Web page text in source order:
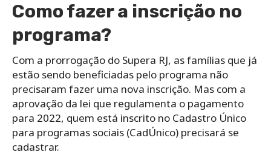
Como fazer a inscrição no
programa?
Com a prorrogação do Supera RJ, as famílias que já
estão sendo beneficiadas pelo programa não
precisaram fazer uma nova inscrição. Mas com a
aprovação da lei que regulamenta o pagamento
para 2022, quem está inscrito no Cadastro Único
para programas sociais (CadÚnico) precisará se
cadastrar.